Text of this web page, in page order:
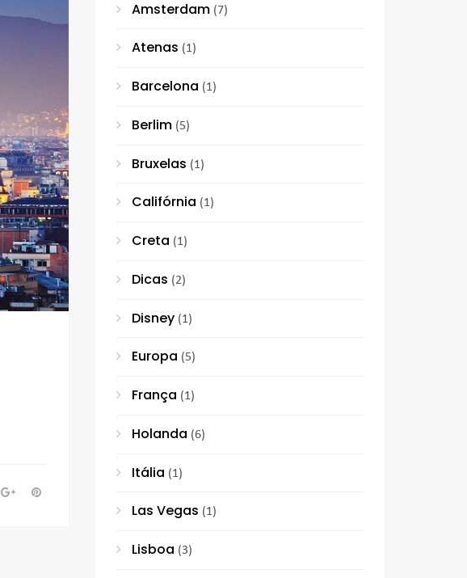
Amsterdam (7)
Atenas (1)
Barcelona (1)
Berlim (5)
Bruxelas (1)
Califórnia (1)
Creta (1)
Dicas (2)
Disney (1)
Europa (5)
França (1)
Holanda (6)
Itália (1)
Las Vegas (1)
Lisboa (3)